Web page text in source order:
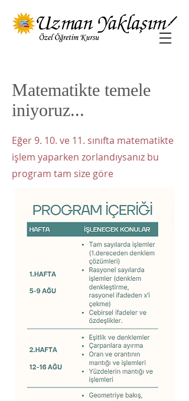
Matematikte temele
iniyoruz...
Eğer 9. 10. ve 11. sınıfta matematikte
işlem yaparken zorlandıysanız bu
program tam size göre